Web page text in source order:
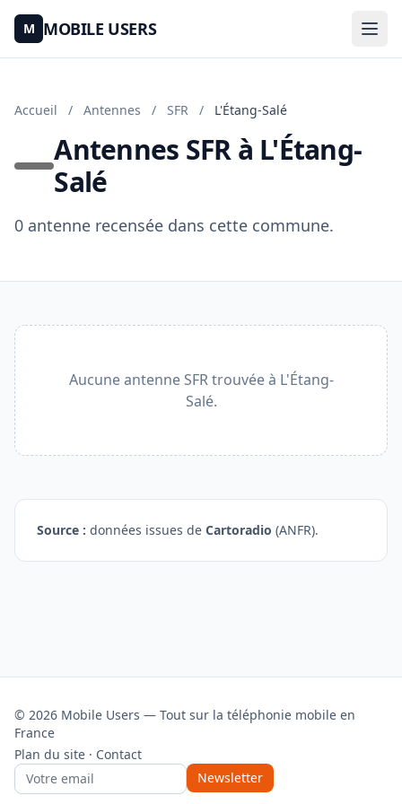
M MOBILE USERS
Accueil / Antennes / SFR / L'Étang-Salé
Antennes SFR à L'Étang-
Salé
0 antenne recensée dans cette commune.
Aucune antenne SFR trouvée à L'Étang-
Salé.
Source : données issues de Cartoradio (ANFR).
© 2026 Mobile Users — Tout sur la téléphonie mobile en
France
Plan du site · Contact
Newsletter